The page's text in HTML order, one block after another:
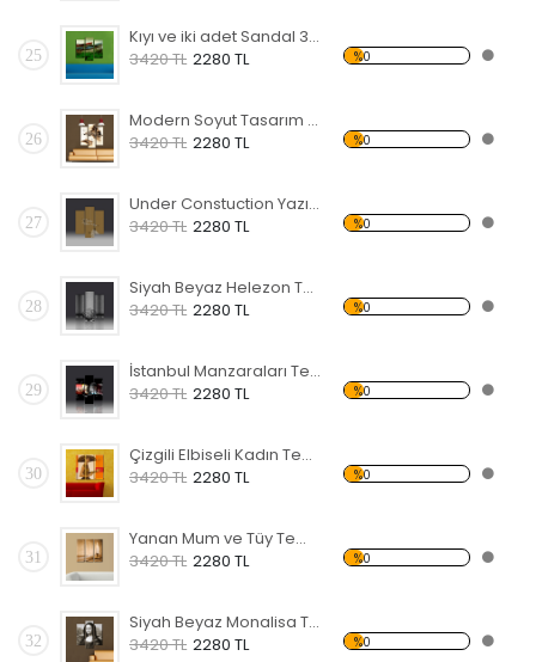
25
Kıyı ve iki adet Sandal 3 Temalı Kanvas Tablo
3420 TL 2280 TL %0
26
Modern Soyut Tasarım 26 Kanvas Tablo
3420 TL 2280 TL %0
27
Under Constuction Yazısı Temalı Kanvas Tablo
3420 TL 2280 TL %0
28
Siyah Beyaz Helezon Temalı Kanvas Tablo
3420 TL 2280 TL %0
29
İstanbul Manzaraları Temalı Kanvas Tablo
3420 TL 2280 TL %0
30
Çizgili Elbiseli Kadın Temalı Kanvas Tablo
3420 TL 2280 TL %0
31
Yanan Mum ve Tüy Temalı Kanvas Tablo
3420 TL 2280 TL %0
32
Siyah Beyaz Monalisa Temalı Kanvas Tablo
3420 TL 2280 TL %0